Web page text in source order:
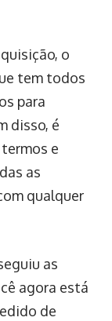
o
tem todos
para
disso, é
e
as
qualquer
as
agora está
de